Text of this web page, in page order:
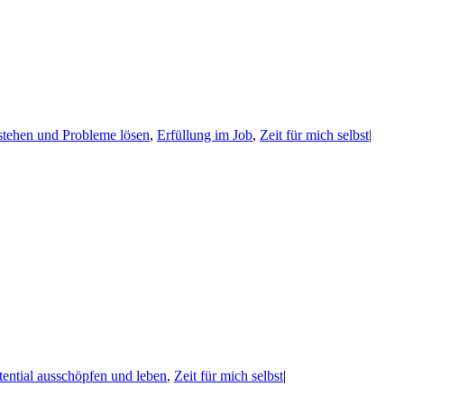
und Probleme lösen, Erfüllung im Job, Zeit für mich selbst|
ausschöpfen und leben, Zeit für mich selbst|